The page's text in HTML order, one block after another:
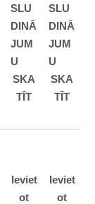
SLU
DINĀ
JUM
U
SKA
TĪT
SLU
DINĀ
JUM
U
SKA
TĪT
Ieviet
ot
Ieviet
ot